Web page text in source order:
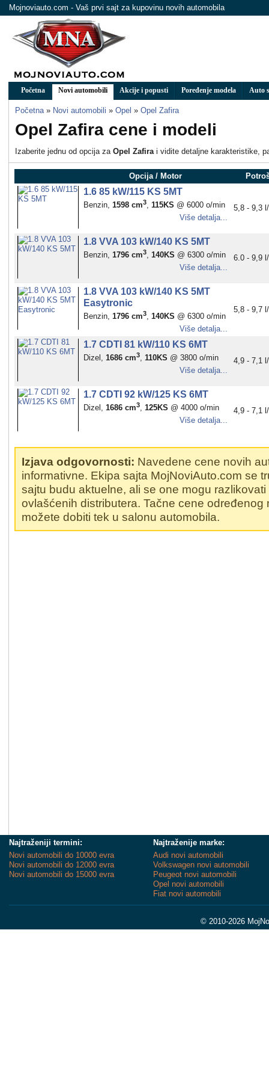
Mojnoviauto.com - Vaš prvi sajt za kupovinu novih automobila
Početna Novi automobili Akcije i popusti Poređenje modela Auto
Početna » Novi automobili » Opel » Opel Zafira
Opel Zafira cene i modeli
Izaberite jednu od opcija za Opel Zafirai vidite detaljne karakteristike,
Opcija / Motor
1.6 85 kW/115 KS 5MT
Benzin, 1598 cm3, 115KS @ 6000 o/min
Više detalja...
5,8 - 9,3
1.8 VVA 103 kW/140 KS 5MT
Benzin, 1796 cm3, 140KS @ 6300 o/min
Više detalja...
6.0 - 9,9
1.8 VVA 103 kW/140 KS 5MT
Easytronic
Benzin, 1796 cm3, 140KS @ 6300 o/min
Više detalja...
5,8 - 9,7
1.7 CDTI 81 kW/110 KS 6MT
Dizel, 1686 cm3, 110KS @ 3800 o/min
Više detalja...
4,9 - 7,1
1.7 CDTI 92 kW/125 KS 6MT
Dizel, 1686 cm3, 125KS @ 4000 o/min
Više detalja...
4,9 - 7,1
Izjava odgovornosti: Navedene cene novih
informativne. Ekipa sajta MojNoviAuto.com se
sajtu budu aktuelne, ali se one mogu
ovlašćenih distributera. Tačne cene određenog
možete dobiti tek u salonu automobila.
Najtraženiji termini:
Novi automobili do 10000 evra
Novi automobili do 12000 evra
Novi automobili do 15000 evra
Najtraženije marke:
Audi novi automobili
Volkswagen novi automobili
Peugeot novi automobili
Opel novi automobili
Fiat novi automobili
© 2010-2026